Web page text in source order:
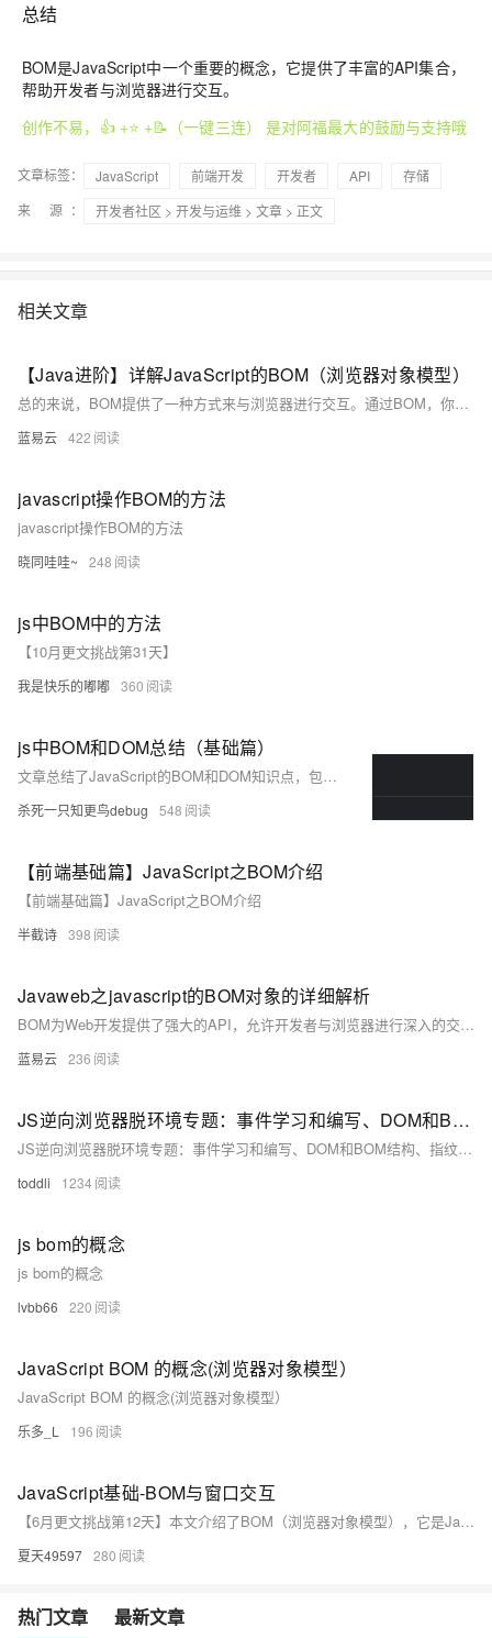
总结
BOM是JavaScript中一个重要的概念，它提供了丰富的API集合，
帮助开发者与浏览器进行交互。
创作不易，👍 +⭐ +📝（一键三连） 是对阿福最大的鼓励与支持哦
文章标签： JavaScript 前端开发 开发者 API
存储
来 源：
开发者社区 > 开发与运维 > 文章 > 正文
相关文章
【Java进阶】详解JavaScript的BOM（浏览器对象模型）
总的来说，BOM提供了一种方式来与浏览器进行交互。通过BOM，你可以操作窗口、获取URL、操作历史、访问HTML文档、获取浏览器信息和屏幕信息等。虽然BOM并没有正式的标准，但大多数现代浏览器都实现了相似的功能，因此，你可以放心地在你的JavaScript代码中使用BOM。
蓝易云 422
javascript操作BOM的方法
javascript操作BOM的方法
晓同哇哇~ 248
js中BOM中的方法
【10月更文挑战第31天】
我是快乐的嘟嘟 360
js中BOM和DOM总结（基础篇）
文章总结了JavaScript的BOM和DOM知识点，包括window、screen、location、history、navigator对象，以及消息框、计时器和cookie。同时，介绍了DOM的概念、节点获取和修改方法，以及事件处理。
杀死一只知更鸟debug 548
【前端基础篇】JavaScript之BOM介绍
【前端基础篇】JavaScript之BOM介绍
半截诗 398
Javaweb之javascript的BOM对象的详细解析
BOM为Web开发提供了强大的API，允许开发者与浏览器进行深入的交互。合理使用BOM中的对象和方法，可以极大地增强Web应用的功能性和用户体验。需要注意的是，BOM的某些特征可能会在不同浏览器中表现不一致，因此在开发过程中需要进行仔细的测试和兼容性处理。通过掌握BOM，开发者能够制作出更丰富、更动态、更交互性的JavaWeb应用。
蓝易云 236
JS逆向浏览器脱环境专题：事件学习和编写、DOM和BOM结构、指纹验证排查、代理自吐环境通杀环境检测、脱环境框架、脱环境插件解决
JS逆向浏览器脱环境专题：事件学习和编写、DOM和BOM结构、指纹验证排查、代理自吐环境通杀环境检测、脱环境框架、脱环境插件解决
toddli 1234
js bom的概念
js bom的概念
lvbb66 220
JavaScript BOM 的概念(浏览器对象模型）
JavaScript BOM 的概念(浏览器对象模型）
乐多_L 196
JavaScript基础-BOM与窗口交互
【6月更文挑战第12天】本文介绍了BOM（浏览器对象模型），它是JavaScript与浏览器交互的API。核心对象包括顶级对象window、document、location、navigator和history。常见问题涉及window全局作用域、location.href编码、history使用和navigator.userAgent检测。提供了代码示例，如设置页面标题、页面跳转及利用history实现无刷新跳转。掌握BOM基础和最佳实践对前端开发至关重要。
夏天49597 280
热门文章 最新文章